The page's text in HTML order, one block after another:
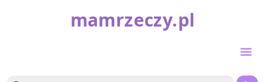
mamrzeczy.pl